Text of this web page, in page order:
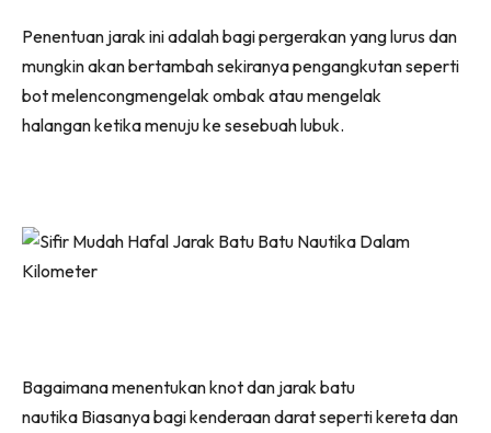
Penentuan jarak ini adalah bagi pergerakan yang lurus dan
mungkin akan bertambah sekiranya pengangkutan seperti
bot melencongmengelak ombak atau mengelak
halangan ketika menuju ke sesebuah lubuk.
Bagaimana menentukan knot dan jarak batu
nautika Biasanya bagi kenderaan darat seperti kereta dan